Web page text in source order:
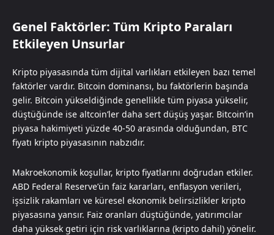
Genel Faktörler: Tüm Kripto Paraları
Etkileyen Unsurlar
Kripto piyasasında tüm dijital varlıkları etkileyen bazı temel
faktörler vardır. Bitcoin dominansı, bu faktörlerin başında
gelir. Bitcoin yükseldiğinde genellikle tüm piyasa yükselir,
düştüğünde ise altcoin’ler daha sert düşüş yaşar. Bitcoin’in
piyasa hakimiyeti yüzde 40-50 arasında olduğundan, BTC
fiyatı kripto piyasasının nabzıdır.
Makroekonomik koşullar, kripto fiyatlarını doğrudan etkiler.
ABD Federal Reserve’ün faiz kararları, enflasyon verileri,
işsizlik rakamları ve küresel ekonomik belirsizlikler kripto
piyasasına yansır. Faiz oranları düştüğünde, yatırımcılar
daha yüksek getiri için risk varlıklarına (kripto dahil) yönelir.